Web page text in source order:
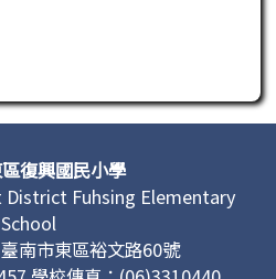
正常讀取或操作，請聯繫管理單
復興國民小學
District Fuhsing Elementary
School
南市東區裕文路60號